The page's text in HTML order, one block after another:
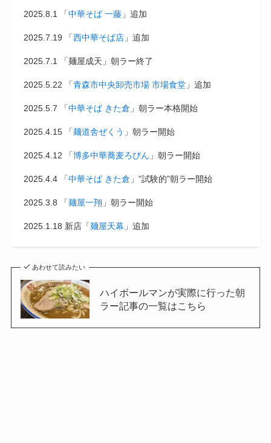
2025.8.1 「中華そば 一藤 」追加
2025.7.19 「西中華そば店 」追加
2025.7.1 「麺屋成天」朝ラー終了
2025.5.22 「青森市中央卸売市場 市場食堂 」追加
2025.5.7 「中華そば きた倉 」朝ラー本格開始
2025.4.15 「麺道舎ぜくう 」朝ラー開始
2025.4.12 「博多中華蕎麦ろびん 」朝ラー開始
2025.4.4 「中華そば きた倉 」”試験的”朝ラー開始
2025.3.8 「麺屋一翔 」朝ラー開始
2025.1.18 新店「麺屋天幕 」追加
あわせて読みたい
ハイボールマンが実際に行った朝
ラー記事の一覧はこちら